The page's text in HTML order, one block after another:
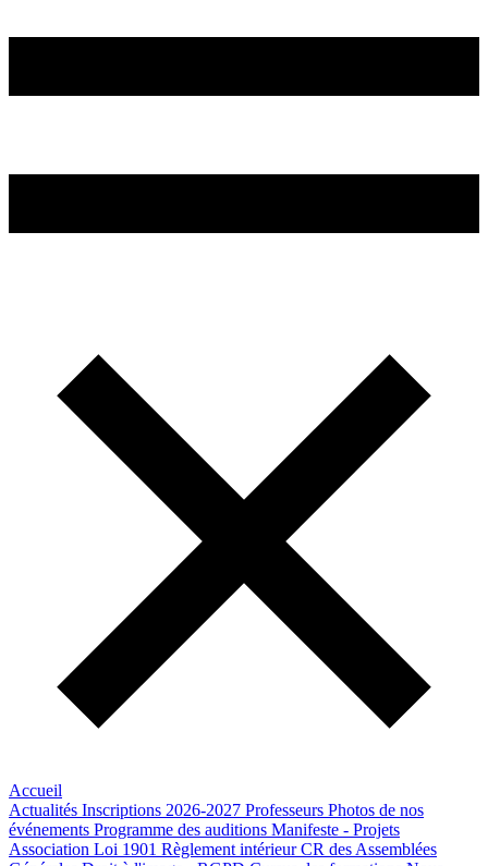
Accueil
Actualités Inscriptions 2026-2027 Professeurs Photos de nos
événements Programme des auditions Manifeste - Projets
Association Loi 1901 Règlement intérieurCR des Assemblées